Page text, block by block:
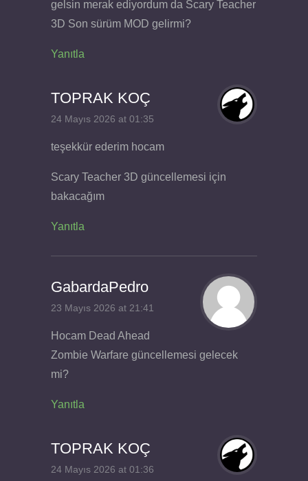
gelsin merak ediyordum da Scary Teacher
3D Son sürüm MOD gelirmi?
Yanıtla
TOPRAK KOÇ
24 Mayıs 2026 at 01:35
teşekkür ederim hocam
Scary Teacher 3D güncellemesi için
bakacağım
Yanıtla
GabardaPedro
23 Mayıs 2026 at 21:41
Hocam Dead Ahead
Zombie Warfare güncellemesi gelecek
mi?
Yanıtla
TOPRAK KOÇ
24 Mayıs 2026 at 01:36